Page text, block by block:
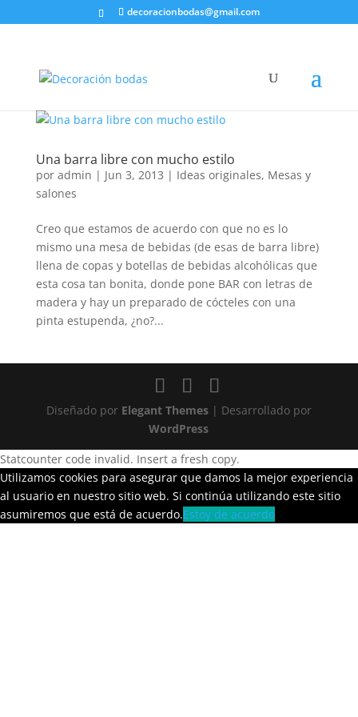
decoracionbodas@gmail.com
Una barra libre con mucho estilo
por admin | Jun 3, 2013 | Ideas originales, Mesas y
salones
Creo que estamos de acuerdo con que no es lo
mismo una mesa de bebidas (de esas de barra libre)
llena de copas y botellas de bebidas alcohólicas que
esta cosa tan bonita, donde pone BAR con letras de
madera y hay un preparado de cócteles con una
pinta estupenda, ¿no?...
Diseñado por Elegant Themes| Desarrollado por
WordPress
Statcounter code invalid. Insert a fresh copy.
Utilizamos cookies para asegurar que damos la mejor experiencia
al usuario en nuestro sitio web. Si continúa utilizando este sitio
asumiremos que está de acuerdo.Estoy de acuerdo